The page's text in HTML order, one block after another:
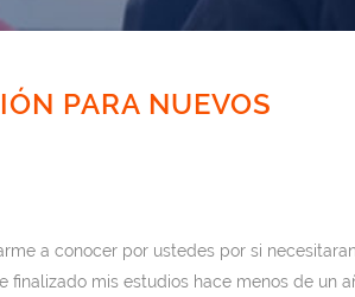
PARA NUEVOS
a conocer por ustedes por si
mis estudios hace menos de un